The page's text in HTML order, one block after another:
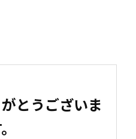
とうございま